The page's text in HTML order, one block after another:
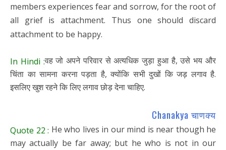
members experiences fear and sorrow, for the root of
all grief is attachment. Thus one should discard
attachment to be happy.
In Hindi :वह जो अपने परिवार से अत्यधिक जुड़ा हुआ है, उसे भय और
चिंता का सामना करना पड़ता है, क्योंकि सभी दुखों कि जड़ लगाव है.
इसलिए खुश रहने कि लिए लगाव छोड़ देना चाहिए.
Chanakya चाणक्य
Quote 22 : He who lives in our mind is near though he
may actually be far away; but he who is not in our